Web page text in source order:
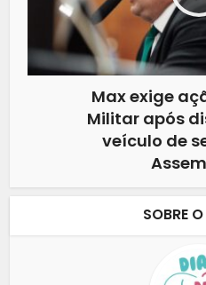
Max exige
Militar após
veículo de
SOBRE